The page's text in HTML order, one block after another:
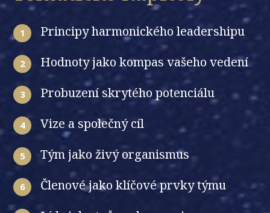
1 Principy harmonického leadershipu
2 Hodnoty jako kompas vašeho vedení
3 Probuzení skrytého potenciálu
4 Vize a společný cíl
5 Tým jako živý organismus
6 Členové jako klíčové prvky týmu